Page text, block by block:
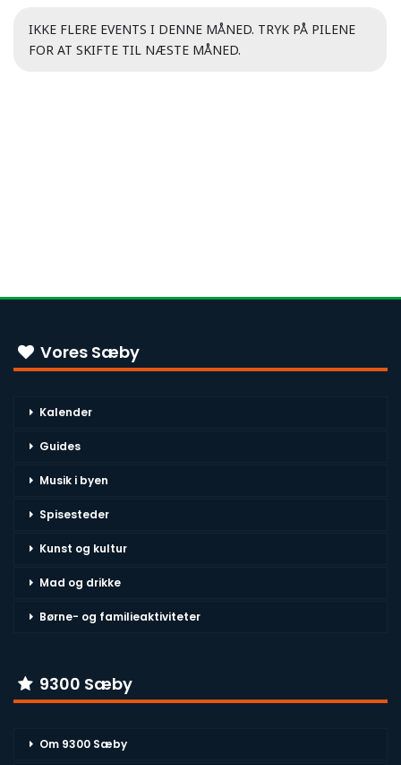
IKKE FLERE EVENTS I DENNE MÅNED. TRYK PÅ PILENE
FOR AT SKIFTE TIL NÆSTE MÅNED.
Vores Sæby
Kalender
Guides
Musik i byen
Spisesteder
Kunst og kultur
Mad og drikke
Børne- og familieaktiviteter
9300 Sæby
Om 9300 Sæby